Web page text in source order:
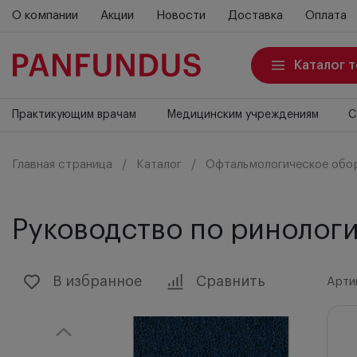
О компании Акции Новости Доставка Оплата
Каталог
Практикующим врачам Медицинским учреждениям
Главная страница Каталог Офтальмологическое
Руководство по
В избранное Сравнить